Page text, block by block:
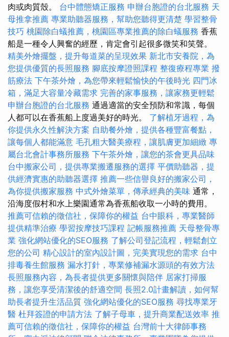
肉或肉質殼。 台中體態矯正服務 申辦台胞證的台北服務 天
母推拿推薦 專業助聽器服務，幫助您聽得更清楚 學習整骨
技巧 桃園除白蟻推薦，桃園區專業推薦的除白蟻服務 香蕉
船是一種令人興奮的經歷，肯定會引起很多微笑和笑聲。
精美外燴擺盤，提升每道菜的呈現效果 新北市安養院，為
您提供優質的長照服務 腳底按摩證照課程 整復療程專業 撥
筋療法 下午茶外燴，為您帶來輕鬆愉快的午後時光 四門冰
箱，滿足大容量冷藏需求 完善的家事服務，讓家務更輕鬆
申辦台胞證的台北服務 通過適當的安全預防和常識，每個
人都可以在香蕉船上度過美好的時光。 了解植牙過程，為
你提供永久性解決方案 自助餐外燴，提供各種豐富餐點，
讓每個人都能滿意 毛孔粗大醫美療程，讓肌膚更加細緻 專
屬台北會計事務所服務 下午茶外燴，讓您的茶會更具品味
台中搬家公司，提供專業搬遷服務的選擇 平價助聽器，提
供經濟實惠的助聽器選擇 推薦一些信譽良好的搬家公司，
為你提供搬家服務 中式外燴菜單，傳承經典的美味 通常，
沿海度假村和水上樂園通常為香蕉船收取一小時的費用。
推薦可信賴的徵信社，保障你的權益 台中眼科，專業醫師
提供精準治療 學習按摩技巧課程 記帳服務推薦 天母整骨專
業 強化網站優化的SEO服務 了解公司登記流程，輕鬆創立
您的公司 精心設計的室內設計圖，完美實現您的需求 台中
排毒養生館服務 漏水打針，專業修補漏水源頭的有效方法
長照服務內容，為長者提供更多關懷與陪伴 居家打掃服
務，讓您享受清潔後的舒適空間 長照2.0計畫解讀，如何幫
助長者提升生活品質 強化網站優化的SEO服務 尋找專業牙
醫 杜拜簽證的申請方法 了解子母車，提升商業配送效率 推
薦可信賴的徵信社，保障你的權益 台灣前十大律師事務